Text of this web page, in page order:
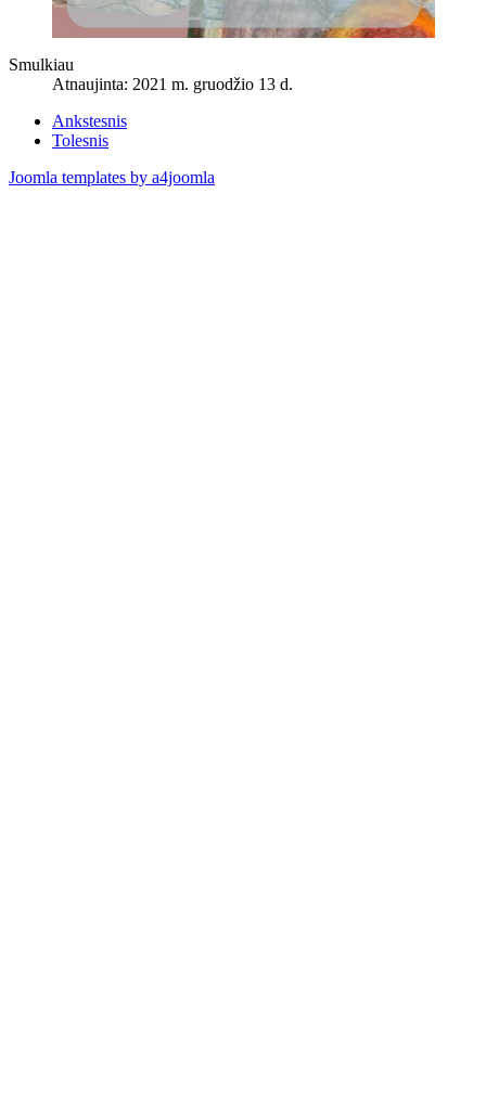
Smulkiau
Atnaujinta: 2021 m. gruodžio 13 d.
Ankstesnis
Tolesnis
Joomla templates by a4joomla